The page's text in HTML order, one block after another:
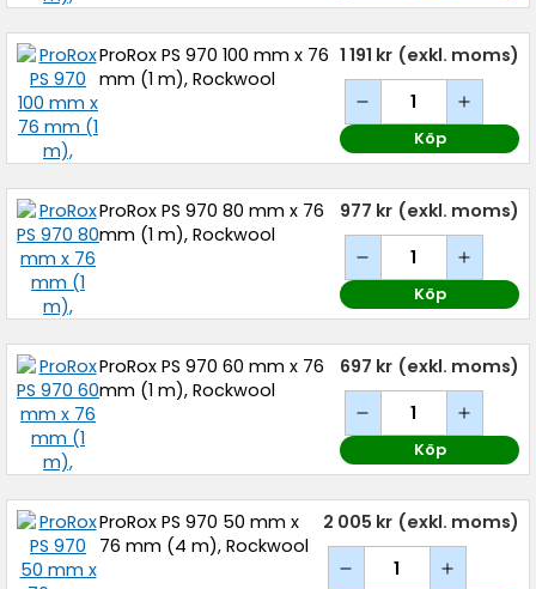
ProRox PS 970 100 mm x 76
mm (1 m), Rockwool
1 191 kr (exkl. moms)
Köp
ProRox PS 970 80 mm x 76
mm (1 m), Rockwool
977 kr (exkl. moms)
Köp
ProRox PS 970 60 mm x 76
mm (1 m), Rockwool
697 kr (exkl. moms)
Köp
ProRox PS 970 50 mm x
76 mm (4 m), Rockwool
2 005 kr (exkl. moms)